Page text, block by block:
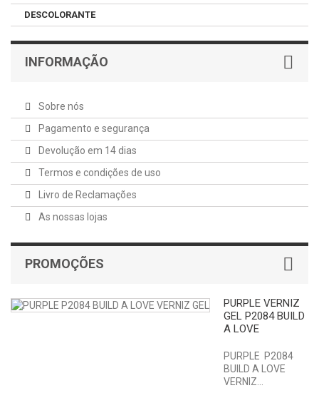
DESCOLORANTE
INFORMAÇÃO
Sobre nós
Pagamento e segurança
Devolução em 14 dias
Termos e condições de uso
Livro de Reclamações
As nossas lojas
PROMOÇÕES
PURPLE VERNIZ
GEL P2084 BUILD
A LOVE
PURPLE P2084
BUILD A LOVE
VERNIZ...